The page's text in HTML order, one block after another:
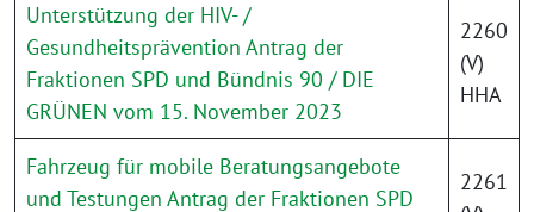
Unterstützung der HIV- /
Gesundheitsprävention Antrag der
Fraktionen SPD und Bündnis 90 / DIE
GRÜNEN vom 15. November 2023
2260
(V)
HHA
Fahrzeug für mobile Beratungsangebote
und Testungen Antrag der Fraktionen SPD
2261